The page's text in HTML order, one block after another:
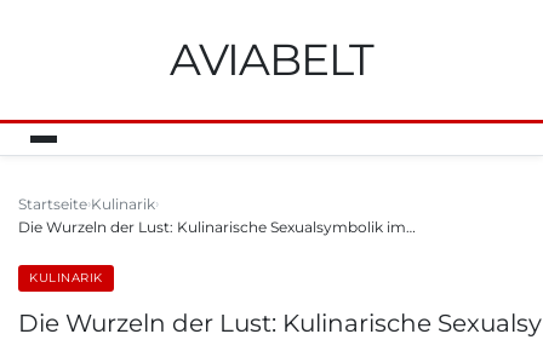
AVIABELT
Startseite Kulinarik
Die Wurzeln der Lust: Kulinarische Sexualsymbolik im…
KULINARIK
Die Wurzeln der Lust: Kulinarische